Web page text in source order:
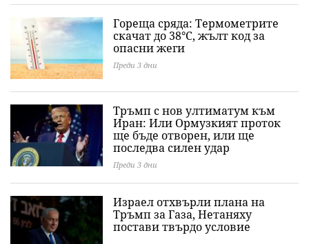
Гореща сряда: Термометрите
скачат до 38°C, жълт код за
опасни жеги
Преди 3 дни
Тръмп с нов ултиматум към
Иран: Или Ормузкият проток
ще бъде отворен, или ще
последва силен удар
Преди 3 дни
Израел отхвърли плана на
Тръмп за Газа, Нетаняху
постави твърдо условие